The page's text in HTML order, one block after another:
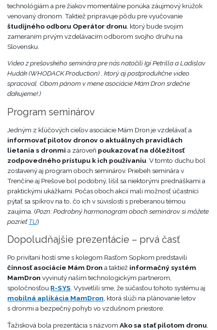
technológiám a pre žiakov momentálne ponúka záujmový krúžok
venovaný dronom. Taktiež pripravuje pôdu pre vyučovanie
študijného odboru Operátor dronu , ktorý bude svojim
zameraním prvým vzdelávacím odborom svojho druhu na
Slovensku.
Video z prešovského seminára pre nás natočili Igi Petrilla a Ladislav
Hudák (WHODACK Production) , ktorý aj postprodukčne video
spracoval. Obom pánom v mene asociácie Mám Dron srdečne
ďakujeme!:)
Program seminárov
Jedným z kľúčových cieľov asociácie Mám Dron je vzdelávať a
informovať pilotov dronov o aktuálnych pravidlách
lietania s dronmi a zároveň poukazovať na dôležitosť
zodpovedného prístupu k ich používaniu . V tomto duchu bol
zostavený aj program oboch seminárov. Priebeh seminára v
Trenčíne aj Prešove bol podobný, líšil sa niektorými prednáškami a
praktickými ukážkami. Počas oboch akcií mali možnosť účastníci
pýtať sa spíkrov na to, čo ich v súvislosti s preberanou témou
zaujíma. (Pozn: Podrobný harmonogram oboch seminárov si môžete
pozrieťTU)
Dopoludňajšie prezentácie – prvá časť
Po privítaní hostí sme s kolegom Rasťom Sopkom predstavili
činnosť asociácie Mám Dron a taktiež informačný systém
MamDron vyvinutý našim technologickým partnerom,
spoločnosťou R-SYS . Vysvetlili sme, že súčasťou tohoto systému aj
mobilná aplikácia MamDron , ktorá slúži na plánovanie letov
s dronmi a bezpečný pohyb vo vzdušnom priestore.
Ťažisková bola prezentácia s názvomAko sa stať pilotom dronu